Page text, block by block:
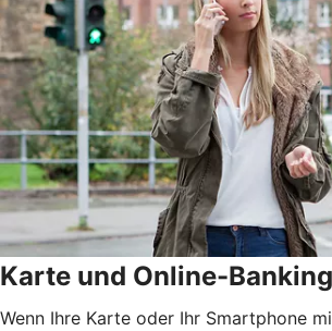
Karte und Online-
Wenn Ihre Karte oder Ihr Smartphone